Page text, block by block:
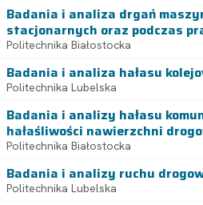
Badania i analiza drgań
stacjonarnych oraz podczas
Politechnika Białostocka
Badania i analiza hałasu
Politechnika Lubelska
Badania i analizy hałasu
hałaśliwości nawierzchni
Politechnika Białostocka
Badania i analizy ruchu
Politechnika Lubelska